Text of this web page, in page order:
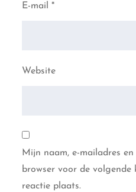
E-mail*
Website
Mijn naam, e-mailadres
browser voor de volgende
reactie plaats.